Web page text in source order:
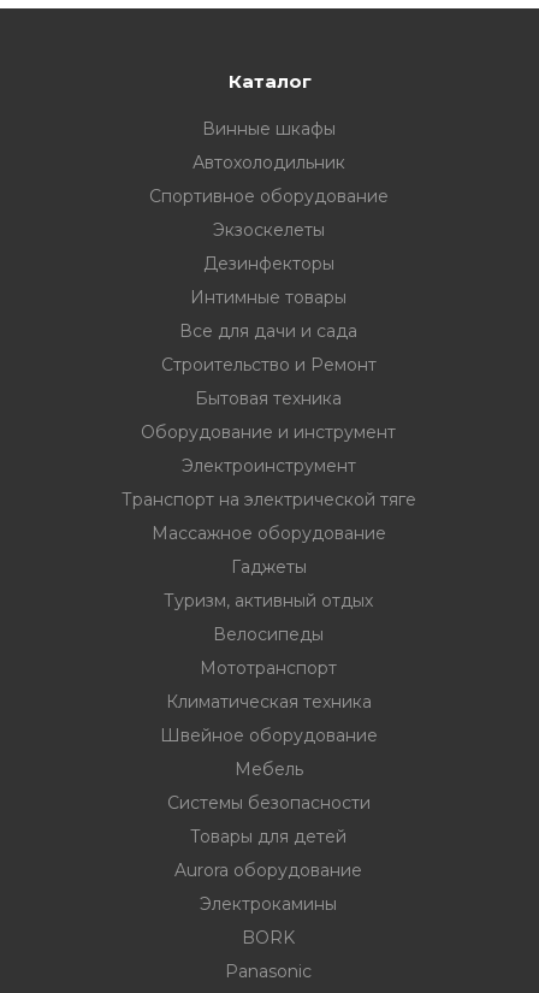
Каталог
Винные шкафы
Автохолодильник
Спортивное оборудование
Экзоскелеты
Дезинфекторы
Интимные товары
Все для дачи и сада
Строительство и Ремонт
Бытовая техника
Оборудование и инструмент
Электроинструмент
Транспорт на электрической тяге
Массажное оборудование
Гаджеты
Туризм, активный отдых
Велосипеды
Мототранспорт
Климатическая техника
Швейное оборудование
Мебель
Системы безопасности
Товары для детей
Aurora оборудование
Электрокамины
BORK
Panasonic